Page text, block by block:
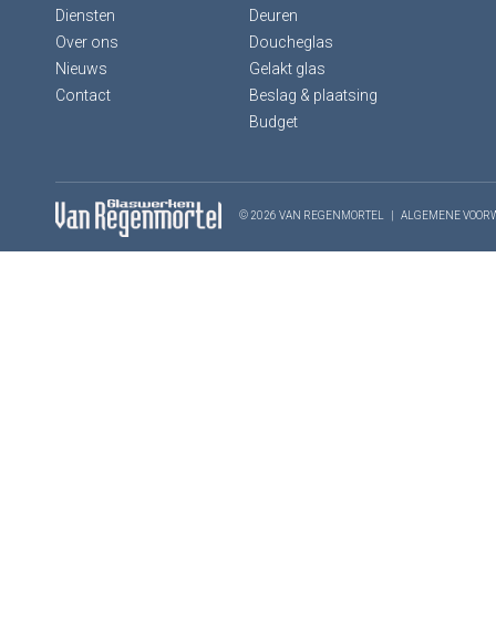
Diensten
Over ons
Nieuws
Contact
Deuren
Doucheglas
Gelakt glas
Beslag & plaatsing
Budget
© 2026 VAN REGENMORTEL ALGEMENE